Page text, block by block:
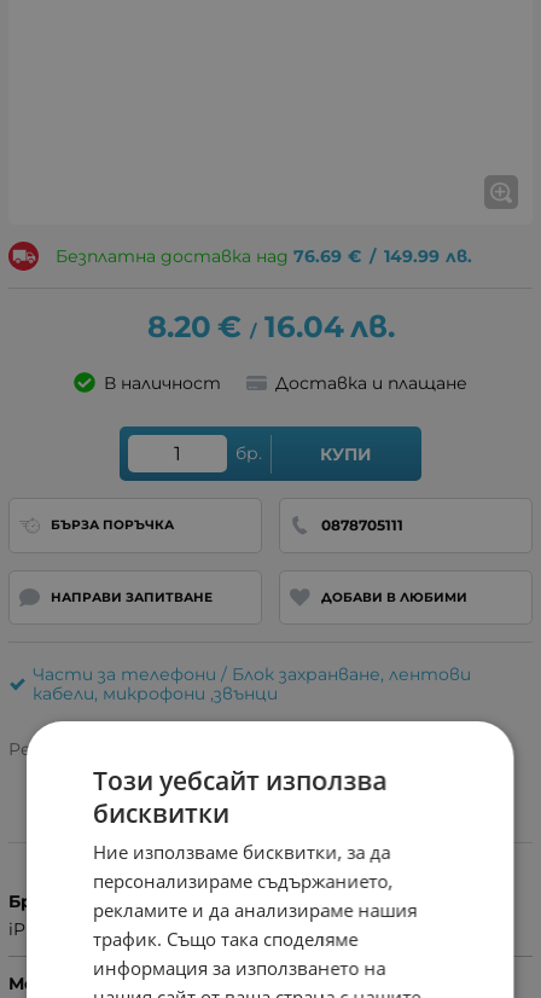
Безплатна доставка над 76.69 € / 149.99 лв.
8.20 € / 16.04лв.
В наличност Доставка и плащане
бр. КУПИ
БЪРЗА ПОРЪЧКА 0878705111
НАПРАВИ ЗАПИТВАНЕ ДОБАВИ В ЛЮБИМИ
Части за телефони / Блок захранване, лентови
кабели, микрофони ,звънци
Рейтинг:
Характеристики
Бранд
iPhone
Модел Телефон
Този уебсайт използва
бисквитки
Ние използваме бисквитки, за да
персонализираме съдържанието,
рекламите и да анализираме нашия
трафик. Също така споделяме
информация за използването на